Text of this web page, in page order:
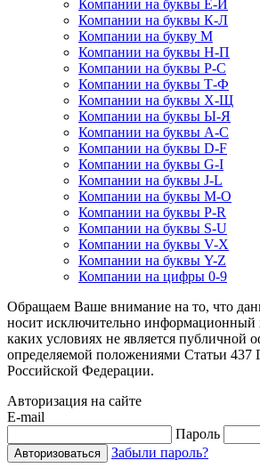
Компании на буквы Е-Й
Компании на буквы К-Л
Компании на букву М
Компании на буквы Н-П
Компании на буквы Р-С
Компании на буквы Т-Ф
Компании на буквы Х-Щ
Компании на буквы Ы-Я
Компании на буквы A-C
Компании на буквы D-F
Компании на буквы G-I
Компании на буквы J-L
Компании на буквы M-O
Компании на буквы P-R
Компании на буквы S-U
Компании на буквы V-X
Компании на буквы Y-Z
Компании на цифры 0-9
Обращаем Ваше внимание на то, что
носит исключительно информационный
каких условиях не является публичной
определяемой положениями Статьи 437
Российской Федерации.
Авторизация на сайте
E-mail
Пароль
Забыли пароль?